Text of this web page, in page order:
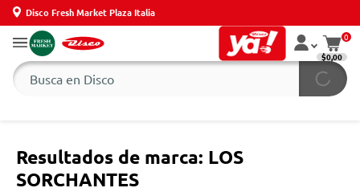
Disco Fresh Market Plaza Italia
0
$0,00
Resultados de marca: LOS
SORCHANTES